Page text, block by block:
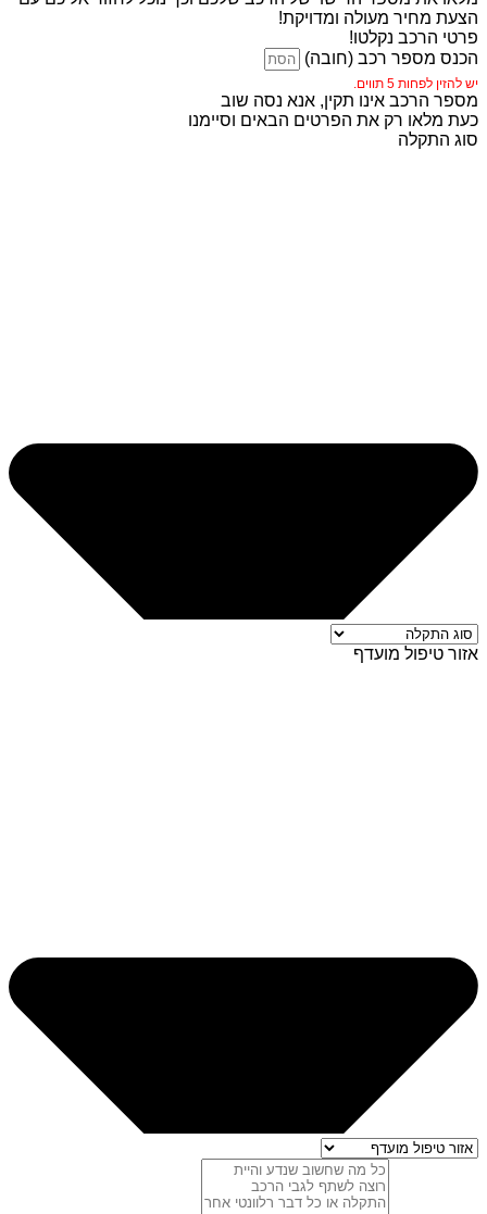
הצעת מחיר מעולה ומדויקת!
פרטי הרכב נקלטו!
הכנס מספר רכב (חובה)
יש להזין לפחות 5 תווים.
מספר הרכב אינו תקין, אנא נסה שוב
כעת מלאו רק את הפרטים הבאים וסיימנו
סוג התקלה
אזור טיפול מועדף